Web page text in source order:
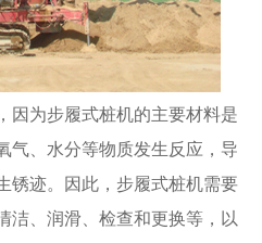
因为步履式桩机的主要材料是
气、水分等物质发生反应，导
锈迹。因此，步履式桩机需要
洁、润滑、检查和更换等，以